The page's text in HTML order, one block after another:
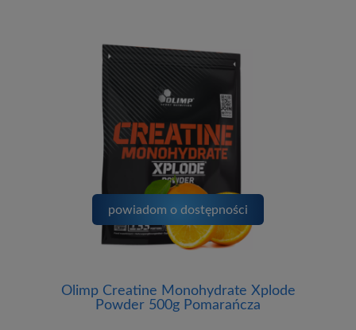
Olimp Creatine Monohydrate Xplode
Powder 500g Pomarańcza
powiadom o dostępności